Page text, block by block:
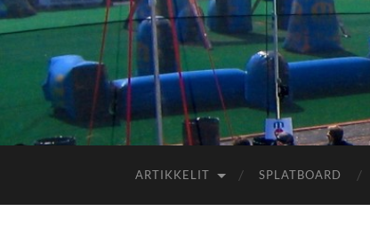
ARTIKKELIT SPLATBOARD